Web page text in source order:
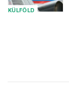
KÜLFÖLD